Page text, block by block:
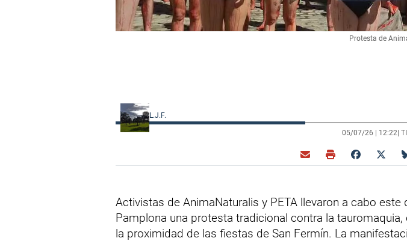
Protesta de
L.J.F.
05/07/26 | 12:22 |
Activistas de AnimaNaturalis y PETA llevaron a cabo este
Pamplona una protesta tradicional contra la
la proximidad de las fiestas de San Fermín. La